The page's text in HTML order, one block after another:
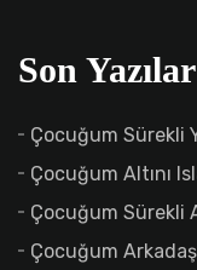
Son Yazılar
Çocuğum Sürekli
Çocuğum Altını
Çocuğum Sürekli
Çocuğum Arkadaş